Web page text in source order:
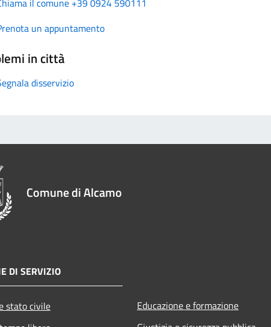
un appuntamento
in città
disservizio
Comune di Alcamo
DI SERVIZIO
stato civile
Educazione e formazione